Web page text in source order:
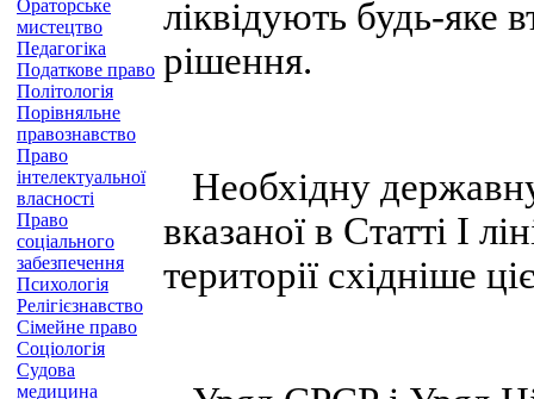
Ораторське
мистецтво
Педагогіка
Податкове право
Політологія
Порівняльне
правознавство
Право
інтелектуальної
власності
Право
соціального
забезпечення
Психологія
Релігієзнавство
Сімейне право
Соціологія
Судова
медицина
ліквідують будь-яке
рішення.
Необхідну
вказаної в Статті І
території східніше